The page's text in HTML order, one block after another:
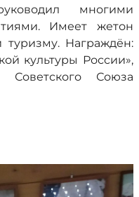
многими
Имеет жетон
туризму. Награждён:
культуры России»,
Союза